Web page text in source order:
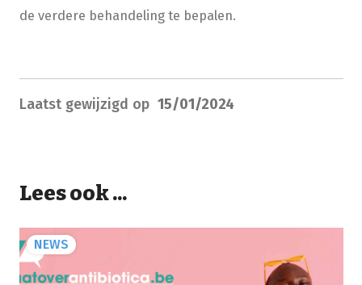
de verdere behandeling te bepalen.
Laatst gewijzigd op 15/01/2024
Lees ook ...
NEWS